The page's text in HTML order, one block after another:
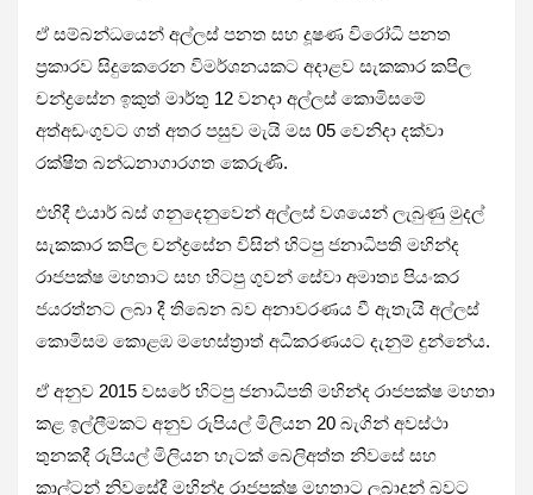
ඒ සම්බන්ධයෙන් අල්ලස් පනත සහ දූෂණ විරෝධි පනත
ප්‍රකාරව සිදුකෙරෙන විමර්ශනයකට අදාළව සැකකාර කපිල
චන්ද්‍රසේන ඉකුත් මාර්තු 12 වනදා අල්ලස් කොමිසමේ
අත්අඩංගුවට ගත් අතර පසුව මැයි මස 05 වෙනිදා දක්වා
රක්ෂිත බන්ධනාගාරගත කෙරුණි.
එහිදී එයාර් බස් ගනුදෙනුවෙන් අල්ලස් වශයෙන් ලැබුණු මුදල්
සැකකාර කපිල චන්ද්‍රසේන විසින් හිටපු ජනාධිපති මහින්ද
රාජපක්ෂ මහතාට සහ හිටපු ගුවන් සේවා අමාත්‍ය පියංකර
ජයරත්නට ලබා දී තිබෙන බව අනාවරණය වී ඇතැයි අල්ලස්
කොමිසම කොළඹ මහෙස්ත්‍රාත් අධිකරණයට දැනුම් දුන්නේය.
ඒ අනුව 2015 වසරේ හිටපු ජනාධිපති මහින්ද රාජපක්ෂ මහතා
කළ ඉල්ලීමකට අනුව රුපියල් මිලියන 20 බැගින් අවස්ථා
තුනකදී රුපියල් මිලියන හැටක් බෙලිඅත්ත නිවසේ සහ
කාල්ටන් නිවසේදී මහින්ද රාජපක්ෂ මහතාට ලබාදුන් බවට